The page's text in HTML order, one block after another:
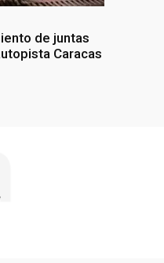
de juntas
Caracas